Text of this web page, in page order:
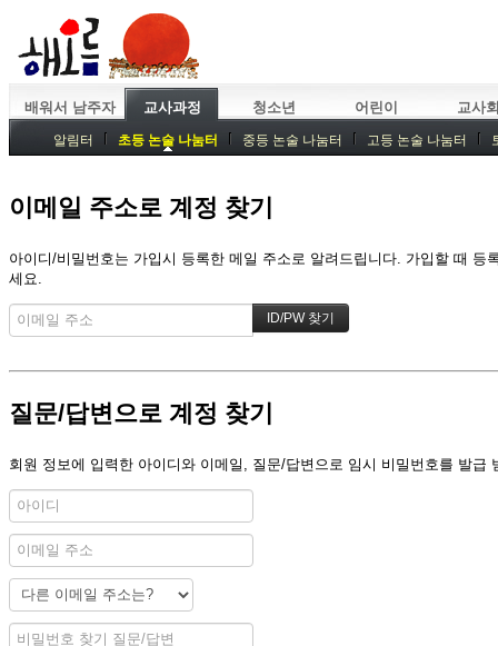
배워서 남주자 교사과정 청소년 어린이 교사
알림터 초등 논술 나눔터 중등 논술 나눔터 고등 논술 나눔터
이메일 주소로 계정 찾기
아이디/비밀번호는 가입시 등록한 메일 주소로 알려드립니다. 가입할 때
세요.
질문/답변으로 계정 찾기
회원 정보에 입력한 아이디와 이메일, 질문/답변으로 임시 비밀번호를 발급